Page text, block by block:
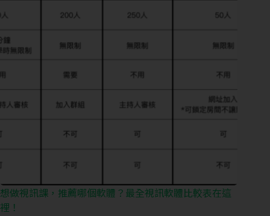
想做視訊課，推薦哪個軟體？最全視訊軟體比較表在這
裡！
業
態
了
內